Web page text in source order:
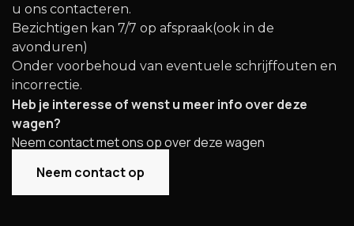
u ons contacteren.
Bezichtigen kan 7/7 op afspraak(ook in de
avonduren)
Onder voorbehoud van eventuele schrijffouten en
incorrectie.
Heb je interesse of wenst u meer info over deze
wagen?
Neem contact met ons op over deze wagen
Neem contact op